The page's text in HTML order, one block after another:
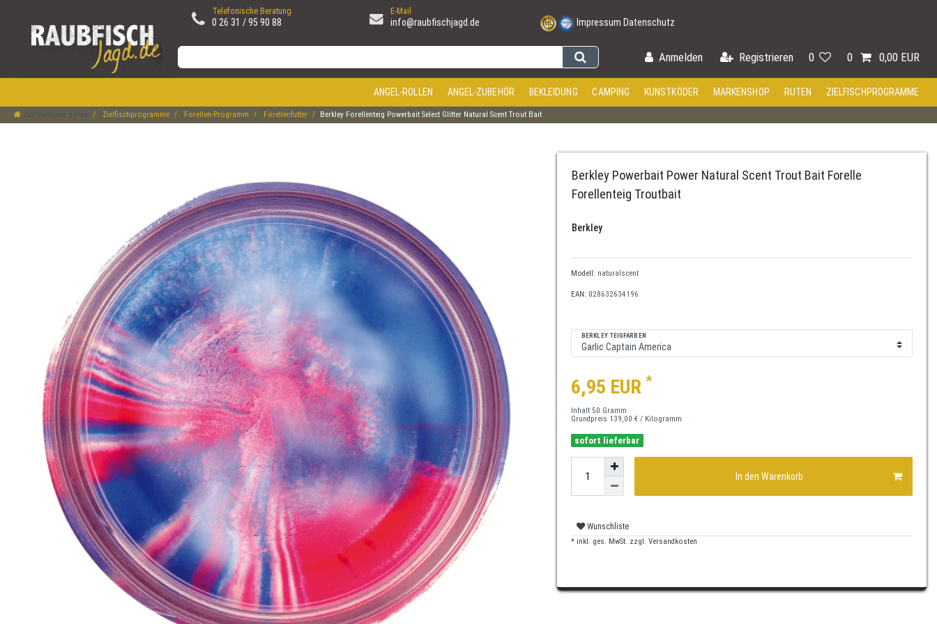
Telefonische Beratung
0 26 31 / 95 90 88
E-Mail
info@raubfischjagd.de Impressum Datenschutz
Anmelden Registrieren 0 0 0,00 EUR
ANGEL-ROLLEN ANGEL-ZUBEHÖR BEKLEIDUNG CAMPING KUNSTKÖDER MARKENSHOP RUTEN ZIELFISCHPROGRAMME
Zur Startseite gehen Zielfischprogramme Forellen-Programm Forellenfutter Berkley Forellenteig Powerbait Select Glitter Natural Scent Trout Bait
Berkley Powerbait Power Natural Scent Trout Bait Forelle
Forellenteig Troutbait
Berkley
Modell: naturalscent
EAN: 028632634196
BERKLEY TEIGFARBEN
6,95 EUR *
Inhalt 50 Gramm
Grundpreis 139,00 € / Kilogramm
sofort lieferbar
In den Warenkorb
Wunschliste
* inkl. ges. MwSt. zzgl. Versandkosten